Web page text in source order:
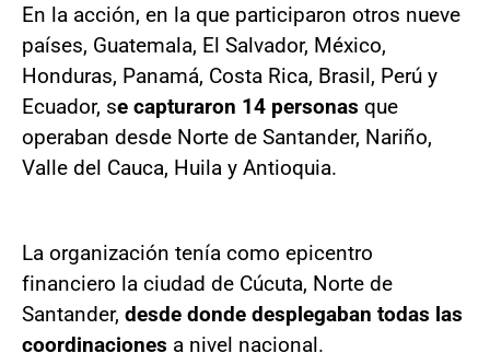
En la acción, en la que participaron otros nueve
países, Guatemala, El Salvador, México,
Honduras, Panamá, Costa Rica, Brasil, Perú y
Ecuador, se capturaron 14 personas que
operaban desde Norte de Santander, Nariño,
Valle del Cauca, Huila y Antioquia.
La organización tenía como epicentro
financiero la ciudad de Cúcuta, Norte de
Santander, desde donde desplegaban todas las
coordinaciones a nivel nacional.